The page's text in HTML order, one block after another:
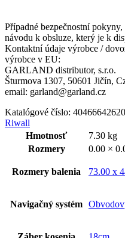
Případné bezpečnostní
návodu k obsluze, který je k
Kontaktní údaje výrobce /
výrobce v EU:
GARLAND distributor, s.r.o.
Šturmova 1307, 50601 Jičín,
email: garland@garland.cz
Katalógové číslo:
Riwall
Hmotnosť
7.30 kg
Rozmery
0.00 ×
Rozmery balenia 73.00 x
Navigačný systém